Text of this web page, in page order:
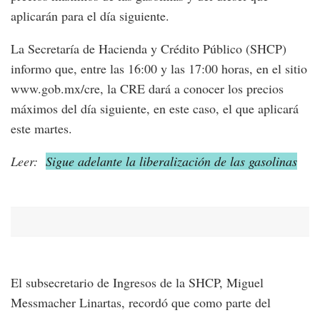
aplicarán para el día siguiente.
La Secretaría de Hacienda y Crédito Público (SHCP)
informo que, entre las 16:00 y las 17:00 horas, en el sitio
www.gob.mx/cre, la CRE dará a conocer los precios
máximos del día siguiente, en este caso, el que aplicará
este martes.
Leer: Sigue adelante la liberalización de las gasolinas
El subsecretario de Ingresos de la SHCP, Miguel
Messmacher Linartas, recordó que como parte del